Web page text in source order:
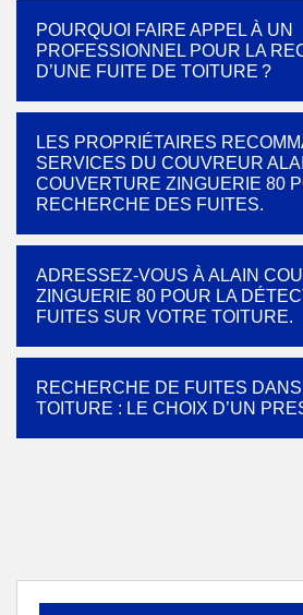
POURQUOI FAIRE APPEL À UN
PROFESSIONNEL POUR LA
D’UNE FUITE DE TOITURE ?
LES PROPRIÉTAIRES
SERVICES DU COUVREUR
COUVERTURE ZINGUERIE 80
RECHERCHE DES FUITES.
ADRESSEZ-VOUS À ALAIN
ZINGUERIE 80 POUR LA
FUITES SUR VOTRE TOITURE.
RECHERCHE DE FUITES
TOITURE : LE CHOIX D’UN